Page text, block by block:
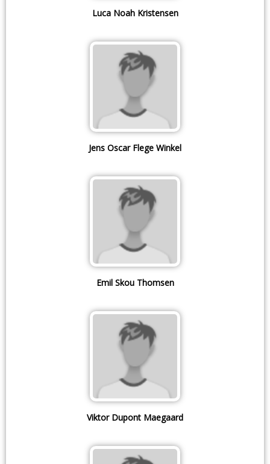
Luca Noah Kristensen
Jens Oscar Flege Winkel
Emil Skou Thomsen
Viktor Dupont Maegaard